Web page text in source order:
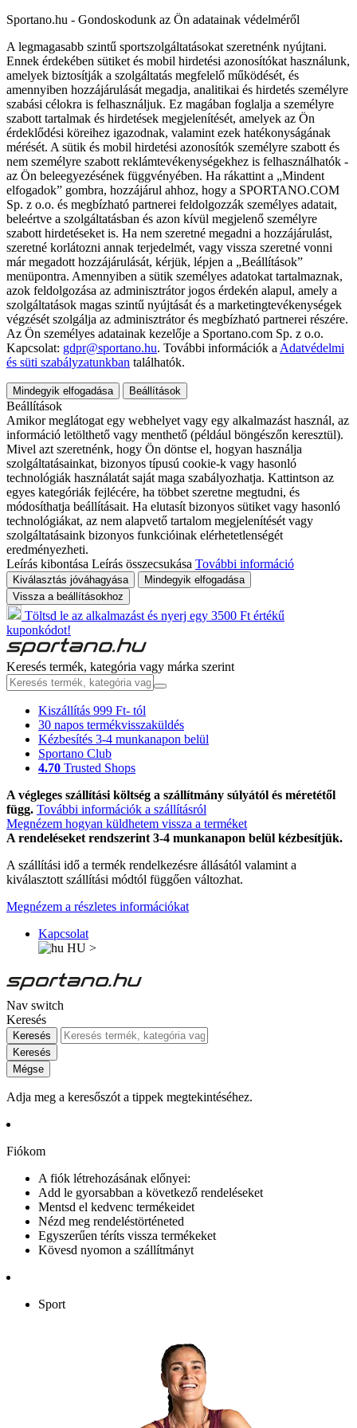
Sportano.hu - Gondoskodunk az Ön adatainak védelméről
A legmagasabb szintű sportszolgáltatásokat szeretnénk nyújtani.
Ennek érdekében sütiket és mobil hirdetési azonosítókat használunk,
amelyek biztosítják a szolgáltatás megfelelő működését, és
amennyiben hozzájárulását megadja, analitikai és hirdetés személyre
szabási célokra is felhasználjuk. Ez magában foglalja a személyre
szabott tartalmak és hirdetések megjelenítését, amelyek az Ön
érdeklődési köreihez igazodnak, valamint ezek hatékonyságának
mérését. A sütik és mobil hirdetési azonosítók személyre szabott és
nem személyre szabott reklámtevékenységekhez is felhasználhatók -
az Ön beleegyezésének függvényében. Ha rákattint a „Mindent
elfogadok” gombra, hozzájárul ahhoz, hogy a SPORTANO.COM
Sp. z o.o. és megbízható partnerei feldolgozzák személyes adatait,
beleértve a szolgáltatásban és azon kívül megjelenő személyre
szabott hirdetéseket is. Ha nem szeretné megadni a hozzájárulást,
szeretné korlátozni annak terjedelmét, vagy vissza szeretné vonni
már megadott hozzájárulását, kérjük, lépjen a „Beállítások”
menüpontra. Amennyiben a sütik személyes adatokat tartalmaznak,
azok feldolgozása az adminisztrátor jogos érdekén alapul, amely a
szolgáltatások magas szintű nyújtását és a marketingtevékenységek
végzését szolgálja az adminisztrátor és megbízható partnerei részére.
Az Ön személyes adatainak kezelője a Sportano.com Sp. z o.o.
Kapcsolat: gdpr@sportano.hu. További információk a Adatvédelmi
és süti szabályzatunkban találhatók.
Mindegyik elfogadása Beállítások
Beállítások
Amikor meglátogat egy webhelyet vagy egy alkalmazást használ, az
információ letölthető vagy menthető (például böngészőn keresztül).
Mivel azt szeretnénk, hogy Ön döntse el, hogyan használja
szolgáltatásainkat, bizonyos típusú cookie-k vagy hasonló
technológiák használatát saját maga szabályozhatja. Kattintson az
egyes kategóriák fejlécére, ha többet szeretne megtudni, és
módosíthatja beállításait. Ha elutasít bizonyos sütiket vagy hasonló
technológiákat, az nem alapvető tartalom megjelenítését vagy
szolgáltatásaink bizonyos funkcióinak elérhetetlenségét
eredményezheti.
Leírás kibontása Leírás összecsukása További információ
Kiválasztás jóváhagyása
Mindegyik elfogadása
Vissza a beállításokhoz
Töltsd le az alkalmazást és nyerj egy 3500 Ft értékű
kuponkódot!
Keresés termék, kategória vagy márka szerint
Kiszállítás 999 Ft- tól
30 napos termékvisszaküldés
Kézbesítés 3-4 munkanapon belül
Sportano Club
4.70 Trusted Shops
A végleges szállítási költség a szállítmány súlyától és méretétől
függ. További információk a szállításról
Megnézem hogyan küldhetem vissza a terméket
A rendeléseket rendszerint 3-4 munkanapon belül kézbesítjük.
A szállítási idő a termék rendelkezésre állásától valamint a
kiválasztott szállítási módtól függően változhat.
Megnézem a részletes információkat
Kapcsolat
HU >
Nav switch
Keresés
Keresés
Keresés
Mégse
Adja meg a keresőszót a tippek megtekintéséhez.
Fiókom
A fiók létrehozásának előnyei:
Add le gyorsabban a következő rendeléseket
Mentsd el kedvenc termékeidet
Nézd meg rendeléstörténeted
Egyszerűen téríts vissza termékeket
Kövesd nyomon a szállítmányt
Sport